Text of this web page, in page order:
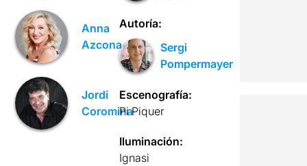
Anna
Azcona
Jordi
Coromina
Autoría:
Sergi
Pompermayer
Escenografía:
Pi Piquer
Iluminación:
Ignasi